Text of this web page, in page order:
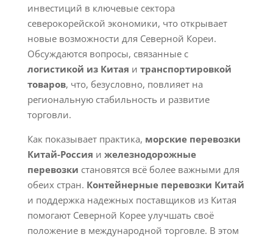
инвестиций в ключевые сектора
северокорейской экономики, что открывает
новые возможности для Северной Кореи.
Обсуждаются вопросы, связанные с
логистикой из Китая и транспортировкой
товаров, что, безусловно, повлияет на
региональную стабильность и развитие
торговли.
Как показывает практика, морские перевозки
Китай-Россия и железнодорожные
перевозки становятся всё более важными для
обеих стран. Контейнерные перевозки Китай
и поддержка надежных поставщиков из Китая
помогают Северной Корее улучшать своё
положение в международной торговле. В этом